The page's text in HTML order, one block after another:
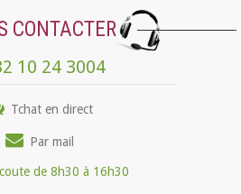
CONTACTER
10 24 3004
Tchat en direct
Par mail
de 8h30 à 16h30